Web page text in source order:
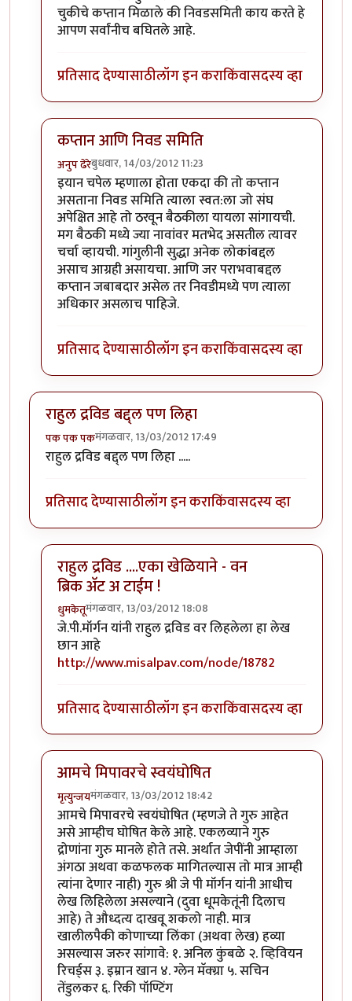
चुकीचे कप्तान मिळाले की निवडसमिती काय करते हे
आपण सर्वांनीच बघितले आहे.
प्रतिसाद देण्यासाठीलॉग इन कराकिंवासदस्य व्हा
कप्तान आणि निवड समिति
अनुप ढेरेबुधवार, 14/03/2012 11:23
In reply toनिवडसमितीचा रोल ?byचौकटराजा
इयान चपेल म्हणाला होता एकदा की तो कप्तान
असताना निवड समिति त्याला स्वत:ला जो संघ
अपेक्षित आहे तो ठरवून बैठकीला यायला सांगायची.
मग बैठकी मध्ये ज्या नावांवर मतभेद असतील त्यावर
चर्चा व्हायची. गांगुलीनी सुद्धा अनेक लोकांबद्दल
असाच आग्रही असायचा. आणि जर पराभवाबद्दल
कप्तान जबाबदार असेल तर निवडीमध्ये पण त्याला
अधिकार असलाच पाहिजे.
प्रतिसाद देण्यासाठीलॉग इन कराकिंवासदस्य व्हा
राहुल द्रविड बद्द्ल पण लिहा
पक पक पकमंगळवार, 13/03/2012 17:49
राहुल द्रविड बद्द्ल पण लिहा .....
प्रतिसाद देण्यासाठीलॉग इन कराकिंवासदस्य व्हा
राहुल द्रविड ....एका खेळियाने - वन
ब्रिक अ‍ॅट अ टाईम !
धुमकेतूमंगळवार, 13/03/2012 18:08
In reply toराहुल द्रविड बद्द्ल पण लिहाbyपक पक पक
जे.पी.मॉर्गन यांनी राहुल द्रविड वर लिहलेला हालेख
छान आहे
http://www.misalpav.com/node/18782
प्रतिसाद देण्यासाठीलॉग इन कराकिंवासदस्य व्हा
आमचे मिपावरचे स्वयंघोषित
मृत्युन्जयमंगळवार, 13/03/2012 18:42
In reply toराहुल द्रविड बद्द्ल पण लिहाbyपक पक पक
आमचे मिपावरचे स्वयंघोषित (म्हणजे ते गुरु आहेत
असे आम्हीच घोषित केले आहे. एकलव्याने गुरु
द्रोणांना गुरु मानले होते तसे. अर्थात जेपींनी आम्हाला
अंगठा अथवा कळफलक मागितल्यास तो मात्र आम्ही
त्यांना देणार नाही) गुरु श्री जे पी मॉर्गन यांनी आधीच
लेख लिहिलेला असल्याने (दुवा धूमकेतूंनी दिलाच
आहे) ते औध्दत्य दाखवू शकलो नाही. मात्र
खालीलपैकी कोणाच्या लिंका (अथवा लेख) हव्या
असल्यास जरुर सांगावे: १. अनिल कुंबळे २. व्हिवियन
रिचर्ड्स ३. इम्रान खान ४. ग्लेन मॅक्ग्रा ५. सचिन
तेंडुलकर ६. रिकी पॉण्टिंग